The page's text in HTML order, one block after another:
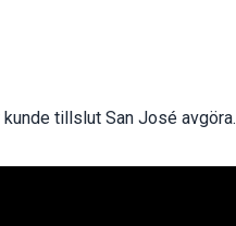
tillslut San José avgöra.